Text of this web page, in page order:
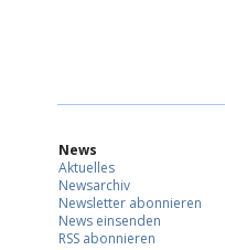
News
Aktuelles
Newsarchiv
Newsletter abonnieren
News einsenden
RSS abonnieren